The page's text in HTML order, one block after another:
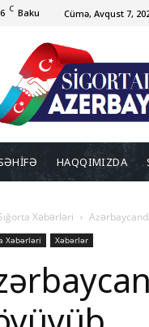
C Baku Cümə, Avqust 7,
HAQQIMIZDA
Xəbərləri
Xəbərləri Xəbərlər